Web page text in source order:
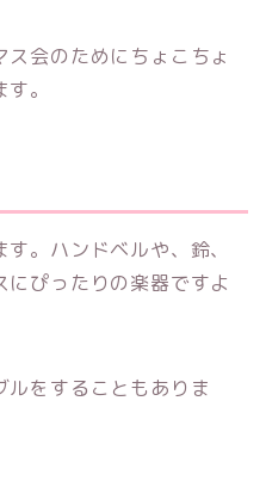
会のためにちょこちょ
。
。ハンドベルや、鈴、
にぴったりの楽器ですよ
をすることもありま